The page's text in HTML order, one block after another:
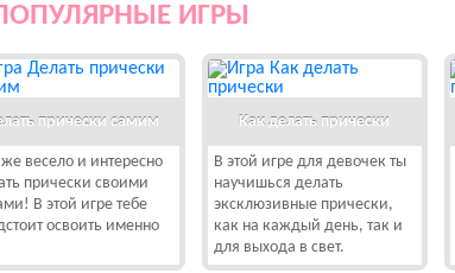
ИГРЫ
прически самим
весело и интересно
прически своими
В этой игре тебе
освоить именно
Как делать прически
В этой игре для девочек ты
научишься делать
эксклюзивные прически,
как на каждый день, так и
для выхода в свет.